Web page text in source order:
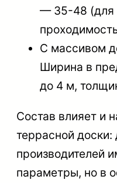
— 35-48 (для
С массивом
Ширина в
до 4 м,
Состав влияет и
террасной доски:
производителей
параметры, но в